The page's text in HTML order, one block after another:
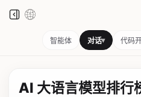
智能体 对话▾ 代码
AI 大语言模型排行